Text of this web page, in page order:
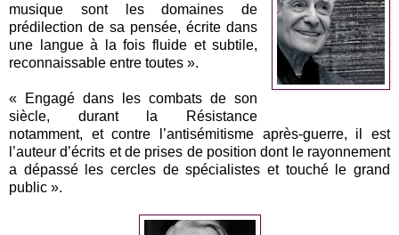
musique sont les domaines de
prédilection de sa pensée, écrite dans
une langue à la fois fluide et subtile,
reconnaissable entre toutes ».
« Engagé dans les combats de son
siècle, durant la Résistance
notamment, et contre l’antisémitisme après-guerre, il est
l’auteur d’écrits et de prises de position dont le rayonnement
a dépassé les cercles de spécialistes et touché le grand
public ».